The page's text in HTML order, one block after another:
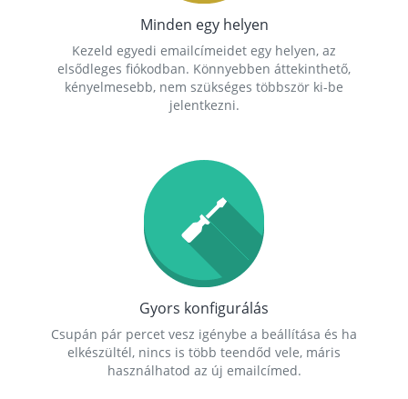
Minden egy helyen
Kezeld egyedi emailcímeidet egy helyen, az
elsődleges fiókodban. Könnyebben áttekinthető,
kényelmesebb, nem szükséges többször ki-be
jelentkezni.
Gyors konfigurálás
Csupán pár percet vesz igénybe a beállítása és ha
elkészültél, nincs is több teendőd vele, máris
használhatod az új emailcímed.